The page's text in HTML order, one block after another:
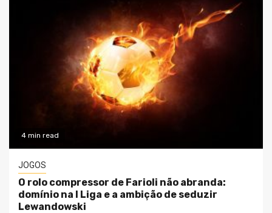
4 min read
JOGOS
O rolo compressor de Farioli não abranda:
domínio na I Liga e a ambição de seduzir
Lewandowski